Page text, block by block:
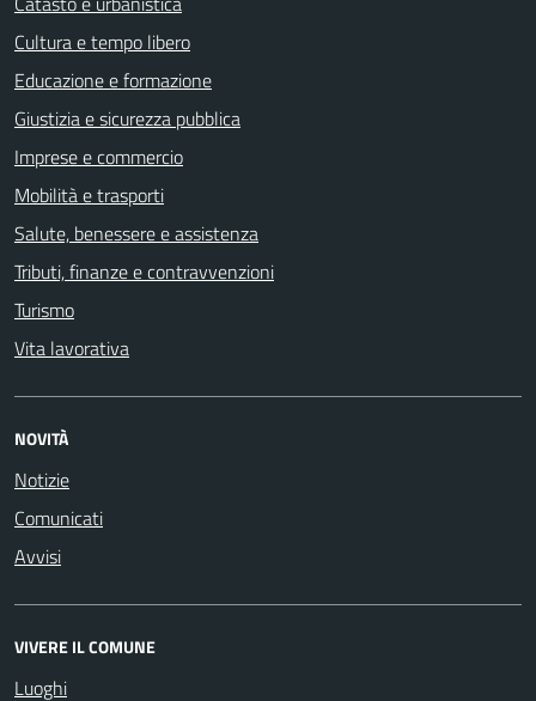
Cultura e tempo libero
Educazione e formazione
Giustizia e sicurezza pubblica
Imprese e commercio
Mobilità e trasporti
Salute, benessere e assistenza
Tributi, finanze e contravvenzioni
Turismo
Vita lavorativa
NOVITÀ
Notizie
Comunicati
Avvisi
VIVERE IL COMUNE
Luoghi